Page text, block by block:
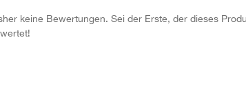
keine Bewertungen. Sei der Erste, der dieses